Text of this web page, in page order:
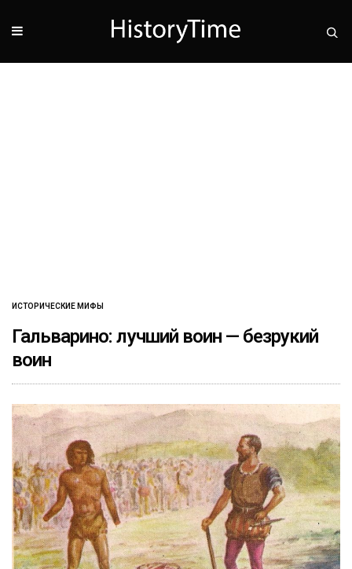
ИСТОРИЧЕСКИЕ МИФЫ
Гальварино: лучший воин — безрукий
воин